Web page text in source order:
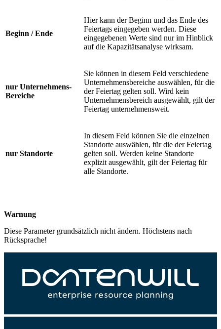
Beginn / Ende
Hier kann der Beginn und das Ende des
Feiertags eingegeben werden. Diese
eingegebenen Werte sind nur im Hinblick
auf die Kapazitätsanalyse wirksam.
nur Unternehmens-
Bereiche
Sie können in diesem Feld verschiedene
Unternehmensbereiche auswählen, für die
der Feiertag gelten soll. Wird kein
Unternehmensbereich ausgewählt, gilt der
Feiertag unternehmensweit.
nur Standorte
In diesem Feld können Sie die einzelnen
Standorte auswählen, für die der Feiertag
gelten soll. Werden keine Standorte
explizit ausgewählt, gilt der Feiertag für
alle Standorte.
Warnung
Diese Parameter grundsätzlich nicht ändern. Höchstens nach
Rücksprache!